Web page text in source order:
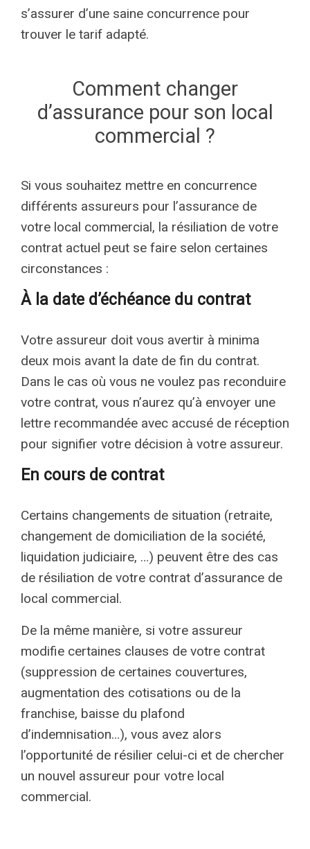
s’assurer d’une saine concurrence pour
trouver le tarif adapté.
Comment changer
d’assurance pour son local
commercial ?
Si vous souhaitez mettre en concurrence
différents assureurs pour l’assurance de
votre local commercial, la résiliation de votre
contrat actuel peut se faire selon certaines
circonstances :
À la date d’échéance du contrat
Votre assureur doit vous avertir à minima
deux mois avant la date de fin du contrat.
Dans le cas où vous ne voulez pas reconduire
votre contrat, vous n’aurez qu’à envoyer une
lettre recommandée avec accusé de réception
pour signifier votre décision à votre assureur.
En cours de contrat
Certains changements de situation (retraite,
changement de domiciliation de la société,
liquidation judiciaire, …) peuvent être des cas
de résiliation de votre contrat d’assurance de
local commercial.
De la même manière, si votre assureur
modifie certaines clauses de votre contrat
(suppression de certaines couvertures,
augmentation des cotisations ou de la
franchise, baisse du plafond
d’indemnisation…), vous avez alors
l’opportunité de résilier celui-ci et de chercher
un nouvel assureur pour votre local
commercial.